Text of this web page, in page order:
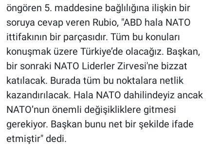
öngören 5. maddesine bağlılığına ilişkin bir
soruya cevap veren Rubio, "ABD hala NATO
ittifakının bir parçasıdır. Tüm bu konuları
konuşmak üzere Türkiye’de olacağız. Başkan,
bir sonraki NATO Liderler Zirvesi'ne bizzat
katılacak. Burada tüm bu noktalara netlik
kazandırılacak. Hala NATO dahilindeyiz ancak
NATO’nun önemli değişikliklere gitmesi
gerekiyor. Başkan bunu net bir şekilde ifade
etmiştir" dedi.